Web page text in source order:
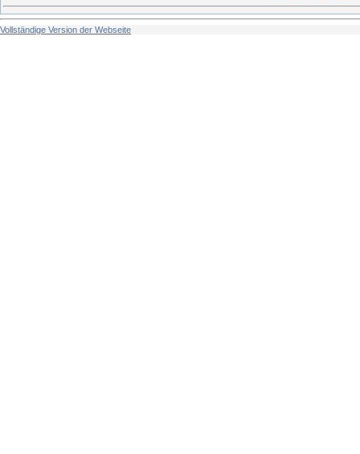
Vollständige Version der Webseite